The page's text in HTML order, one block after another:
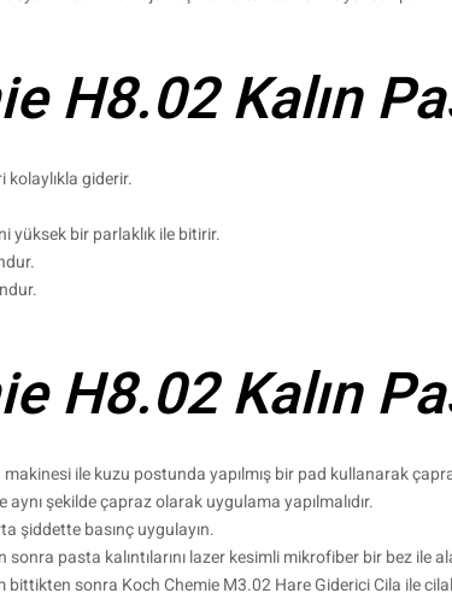
H8.02 Kalın
kolaylıkla giderir.
yüksek bir parlaklık ile bitirir.
H8.02 Kalın
ile kuzu postunda yapılmış bir pad kullanarak
şekilde çapraz olarak uygulama yapılmalıdır.
şiddette basınç uygulayın.
pasta kalıntılarını lazer kesimli mikrofiber bir bez ile
bittikten sonra Koch Chemie M3.02 Hare Giderici Cila ile